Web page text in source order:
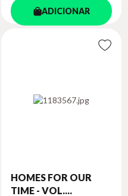
ADICIONAR
HOMES FOR OUR
TIME - VOL....